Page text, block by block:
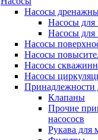
Насосы
Насосы для
Насосы для
Насосы
Насосы
Насосы
Насосы
Принадлежности
Клапаны
Прочие
насососв
Рукава для